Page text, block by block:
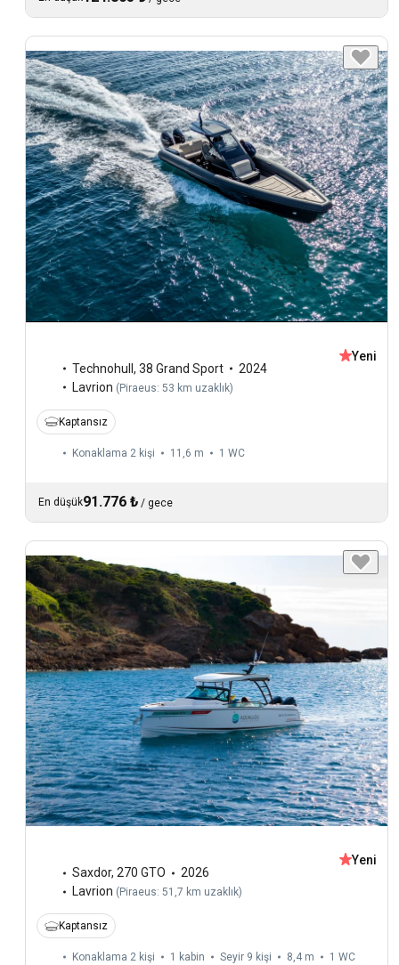
Technohull , 38 Grand Sport
2024
Lavrion ( Piraeus: 53 km uzaklık)
Yeni
Kaptansız
Konaklama 2 kişi 11,6 m 1 WC
En düşük91.776 ₺ / gece
Saxdor, 270 GTO
2026
Lavrion ( Piraeus: 51,7 km uzaklık)
Yeni
Kaptansız
Konaklama 2 kişi 1 kabin Seyir 9 kişi 8,4 m 1 WC